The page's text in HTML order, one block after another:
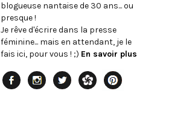
blogueuse nantaise de 30 ans... ou
presque !
Je rêve d'écrire dans la presse
féminine... mais en attendant, je le
fais ici, pour vous ! ;) En savoir plus